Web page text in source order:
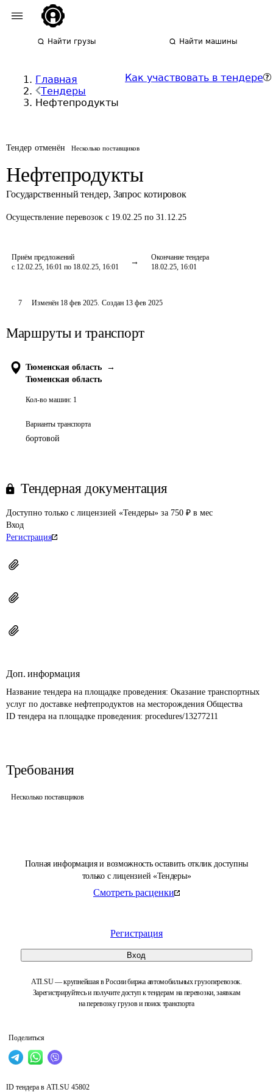
Найти грузы Найти машины
Главная
Тендеры
Нефтепродукты
Как участвовать в тендере
Тендер отменён Несколько поставщиков
Нефтепродукты
Государственный тендер, Запрос котировок
Осуществление перевозок с 19.02.25 по 31.12.25
Приём предложений
с 12.02.25, 16:01 по 18.02.25, 16:01
Окончание тендера
18.02.25, 16:01
Полная информация и возможность оставить отклик доступны
только с лицензией «Тендеры»
Смотреть расценки
Регистрация
Вход
ATI.SU — крупнейшая в России биржа автомобильных грузоперевозок.
Зарегистрируйтесь и получите доступ к тендерам на перевозки, заявкам
на перевозку грузов и поиск транспорта
Поделиться
7 Изменён 18 фев 2025. Создан 13 фев 2025
Маршруты и транспорт
Тюменская область
→
Тюменская область
Кол-во машин: 1
Варианты транспорта
бортовой
Тендерная документация
Доступно только с лицензией «Тендеры» за 750 ₽ в мес
Вход
Регистрация
Доп. информация
Название тендера на площадке проведения: Оказание транспортных
услуг по доставке нефтепродуктов на месторождения Общества
ID тендера на площадке проведения: procedures/13277211
Требования
Несколько поставщиков
ID тендера в ATI.SU 45802